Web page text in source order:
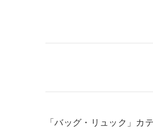
「バッグ・リュック」カ